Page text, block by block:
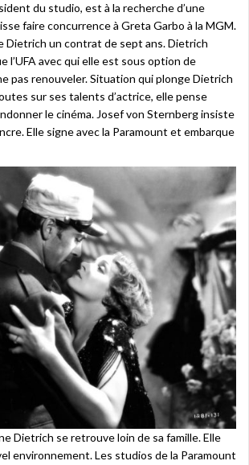
du studio, est à la recherche d’une
faire concurrence à Greta Garbo à la MGM.
Dietrich un contrat de sept ans. Dietrich
l’UFA avec qui elle est sous option de
pas renouveler. Situation qui plonge Dietrich
sur ses talents d’actrice, elle pense
le cinéma. Josef von Sternberg insiste
Elle signe avec la Paramount et embarque
Dietrich se retrouve loin de sa famille. Elle
environnement. Les studios de la Paramount